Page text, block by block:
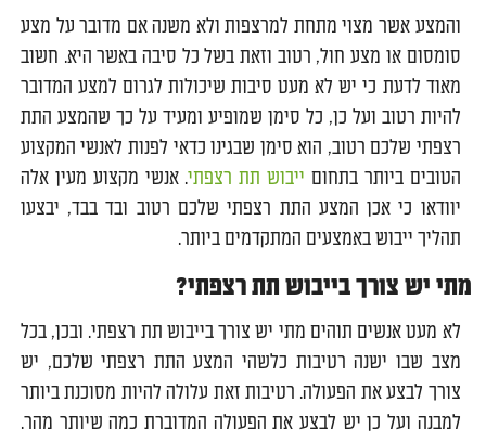
והמצע אשר מצוי מתחת למרצפות ולא משנה אם מדובר על מצע
סומסום או מצע חול, רטוב וזאת בשל כל סיבה באשר היא. חשוב
מאוד לדעת כי יש לא מעט סיבות שיכולות לגרום למצע המדובר
להיות רטוב ועל כן, כל סימן שמופיע ומעיד על כך שהמצע התת
רצפתי שלכם רטוב, הוא סימן שבגינו כדאי לפנות לאנשי המקצוע
הטובים ביותר בתחום ייבוש תת רצפתי. אנשי מקצוע מעין אלה
יוודאו כי אכן המצע התת רצפתי שלכם רטוב ובד בבד, יבצעו
תהליך ייבוש באמצעים המתקדמים ביותר.
מתי יש צורך בייבוש תת רצפתי?
לא מעט אנשים תוהים מתי יש צורך בייבוש תת רצפתי. ובכן, בכל
מצב שבו ישנה רטיבות כלשהי המצע התת רצפתי שלכם, יש
צורך לבצע את הפעולה. רטיבות זאת עלולה להיות מסוכנת ביותר
למבנה ועל כן יש לבצע את הפעולה המדוברת כמה שיותר מהר.